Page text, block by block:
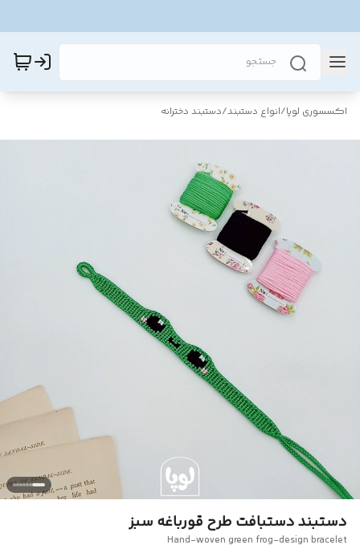
اکسسوری لوپا/انواع دستبند/دستبند دخترانه
دستبند دستبافت طرح قورباغه سبز
Hand-woven green frog-design bracelet